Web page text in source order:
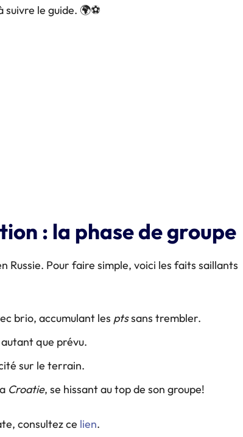
suivre le guide. 🌍⚽
: la phase de groupe
Russie. Pour faire simple, voici les faits saillants
brio, accumulant les ptssans trembler.
que prévu.
sur le terrain.
Croatie, se hissant au top de son groupe!
consultez ce lien.